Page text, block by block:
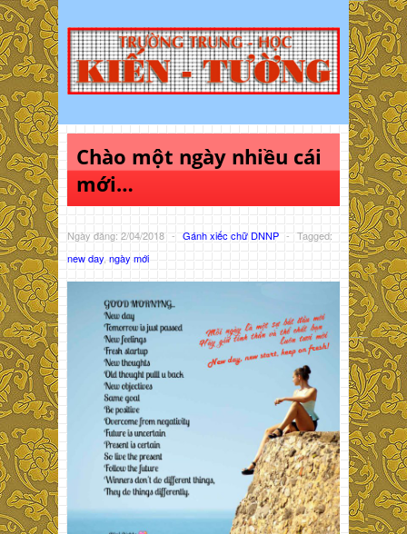
Chào một ngày nhiều cái
mới…
Ngày đăng: 2/04/2018 - Gánh xiếc chữ DNNP - Tagged:
new day ngày mới